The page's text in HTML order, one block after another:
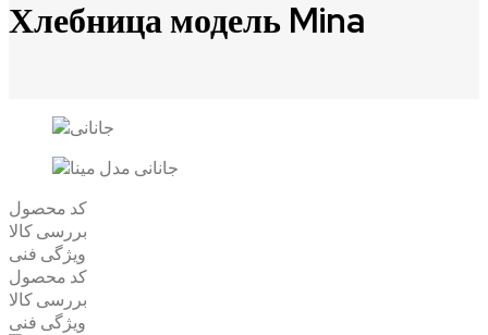
Хлебница модель Mina
کد محصول
بررسی کالا
ویژگی فنی
کد محصول
بررسی کالا
ویژگی فنی